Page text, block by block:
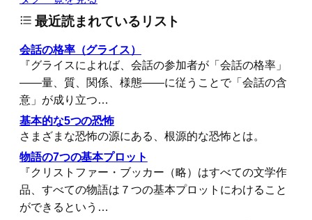
最近読まれているリスト
会話の格率（グライス）
『グライスによれば、会話の参加者が「会話の格率」
――量、質、関係、様態――に従うことで「会話の含
意」が成り立つ…
基本的な5つの恐怖
さまざまな恐怖の源にある、根源的な恐怖とは。
物語の7つの基本プロット
『クリストファー・ブッカー（略）はすべての文学作
品、すべての物語は７つの基本プロットにわけること
ができるという…